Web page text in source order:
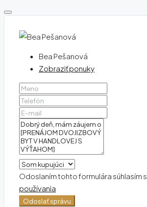
Bea Pešanová
Zobraziť ponuky
Odoslaním tohto formulára súhlasím s
používania
Odoslať správu